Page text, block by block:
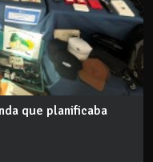
que planificaba